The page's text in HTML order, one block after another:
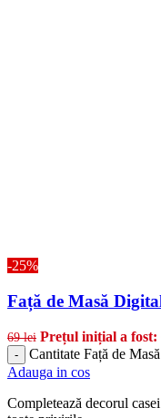
-25%
Față de Masă
69lei Prețul inițial a fost:
-
Cantitate Față de
Adauga in cos
Completează decorul